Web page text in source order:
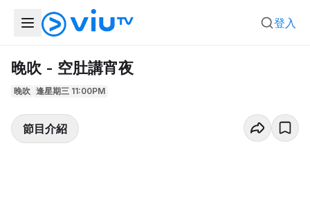
登入
晚吹 - 空肚講宵夜
晚吹 逢星期三 11:00PM
節目介紹